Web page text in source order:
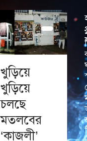
খুড়িয়ে
খুড়িয়ে
চলছে
মতলবের
‘কাজলী’